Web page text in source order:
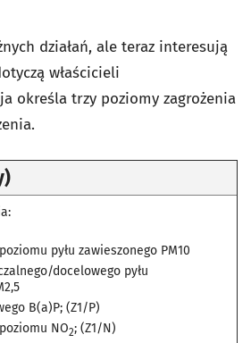
działań, ale teraz interesują
właścicieli
określa trzy poziomy zagrożenia
pyłu zawieszonego PM10
docelowego pyłu
B(a)P; (Z1/P)
NO2; (Z1/N)